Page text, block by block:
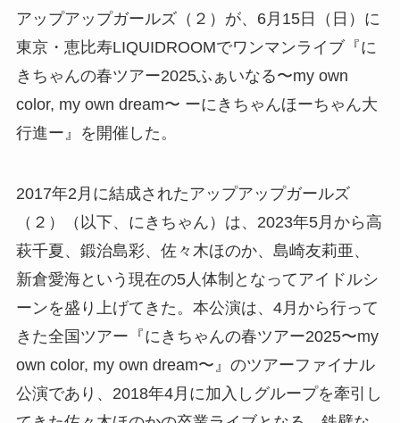
アップアップガールズ（２）が、6月15日（日）に
東京・恵比寿LIQUIDROOMでワンマンライブ『に
きちゃんの春ツアー2025ふぁいなる〜my own
color, my own dream〜 ーにきちゃんほーちゃん大
行進ー』を開催した。
2017年2月に結成されたアップアップガールズ
（２）（以下、にきちゃん）は、2023年5月から高
萩千夏、鍛治島彩、佐々木ほのか、島崎友莉亜、
新倉愛海という現在の5人体制となってアイドルシ
ーンを盛り上げてきた。本公演は、4月から行って
きた全国ツアー『にきちゃんの春ツアー2025〜my
own color, my own dream〜』のツアーファイナル
公演であり、2018年4月に加入しグループを牽引し